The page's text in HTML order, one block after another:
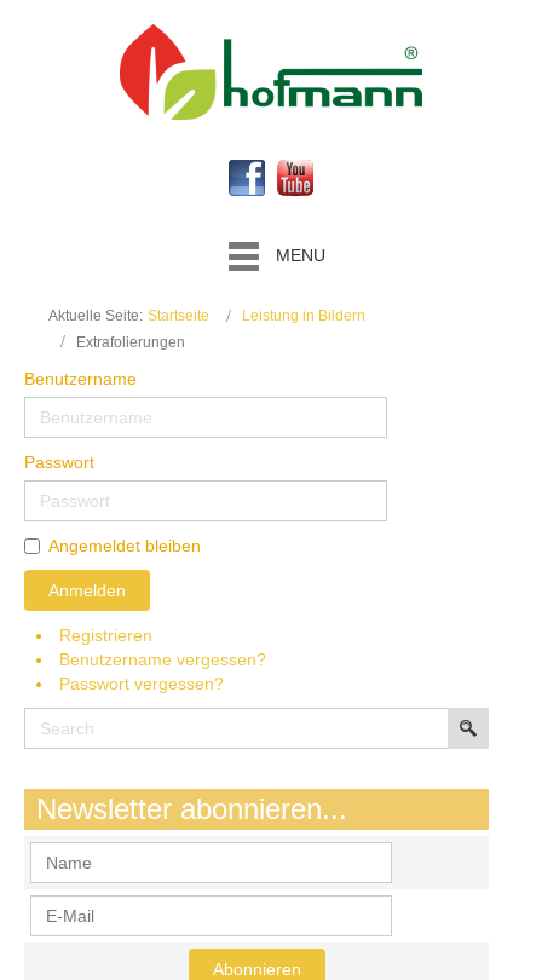
MENU
Aktuelle Seite: Startseite
Leistung in Bildern
Extrafolierungen
Benutzername
Passwort
Angemeldet bleiben
Anmelden
Registrieren
Benutzername vergessen?
Passwort vergessen?
Newsletter abonnieren...